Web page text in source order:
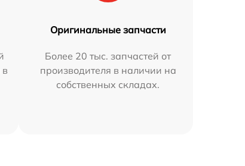
Оригинальные запчасти
Более 20 тыс. запчастей от
производителя в наличии на
собственных складах.